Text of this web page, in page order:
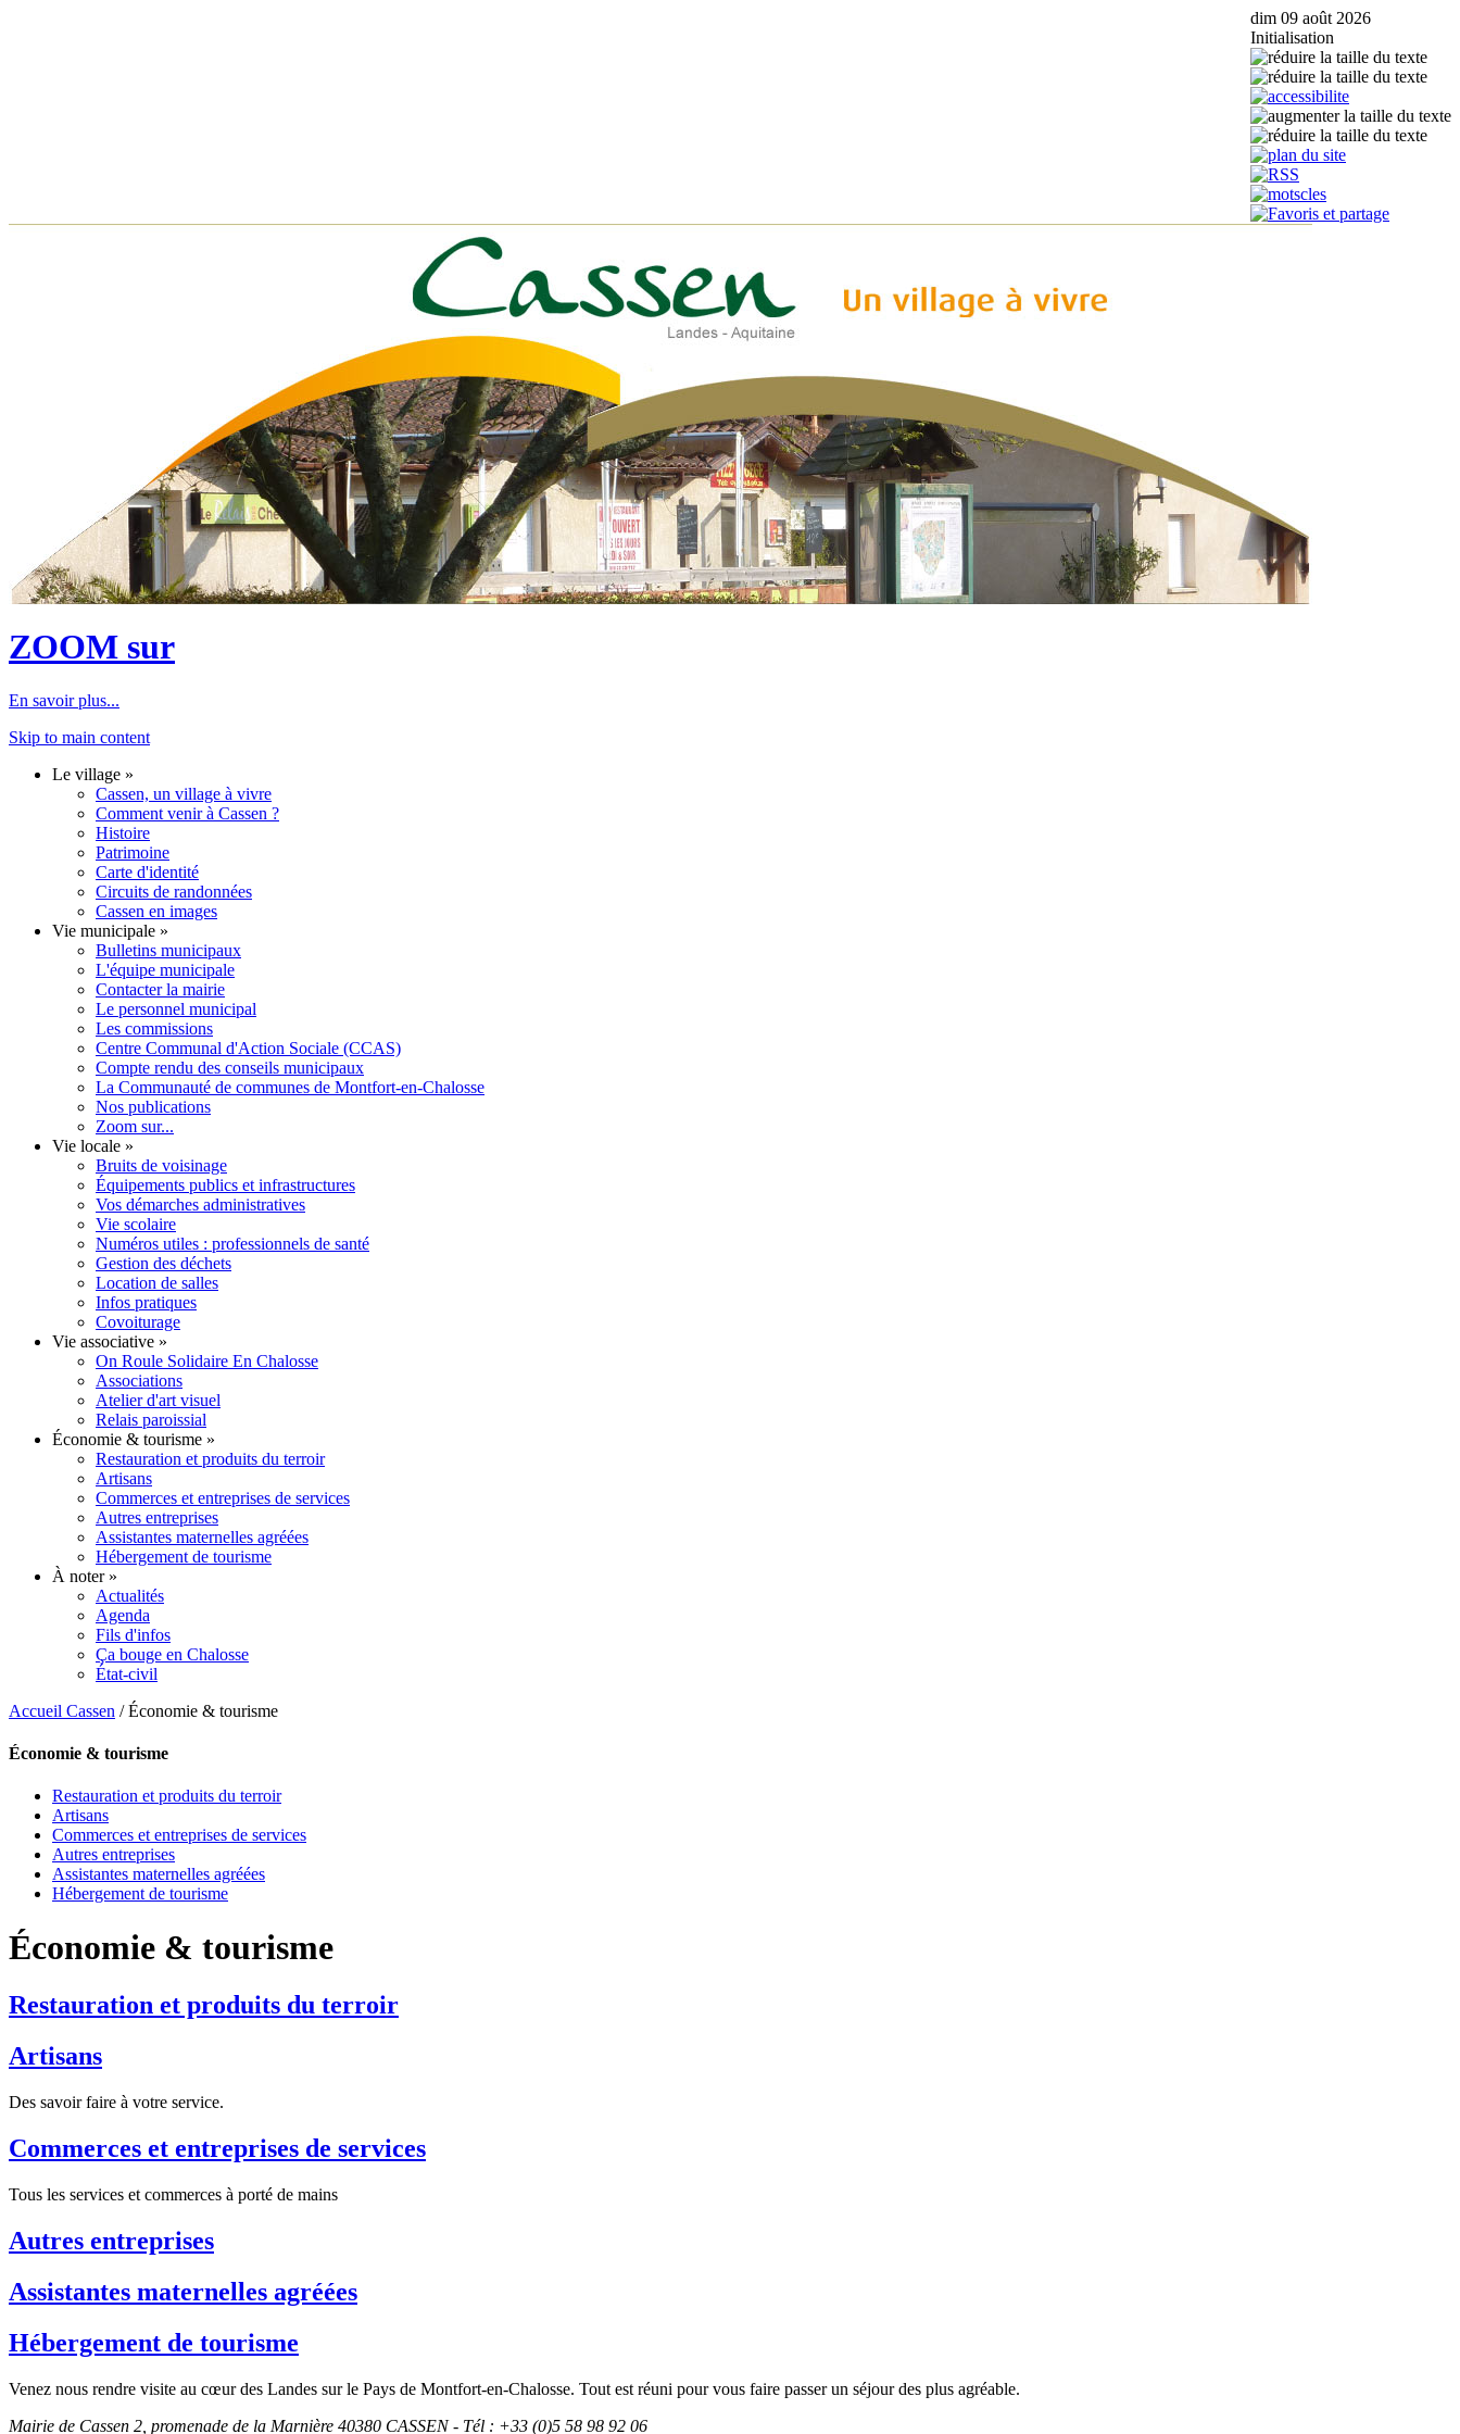
dim 09 août 2026
Initialisation
ZOOM sur
En savoir plus...
Skip to main content
Le village »
Cassen, un village à vivre
Comment venir à Cassen ?
Histoire
Patrimoine
Carte d'identité
Circuits de randonnées
Cassen en images
Vie municipale »
Bulletins municipaux
L'équipe municipale
Contacter la mairie
Le personnel municipal
Les commissions
Centre Communal d'Action Sociale (CCAS)
Compte rendu des conseils municipaux
La Communauté de communes de Montfort-en-Chalosse
Nos publications
Zoom sur...
Vie locale »
Bruits de voisinage
Équipements publics et infrastructures
Vos démarches administratives
Vie scolaire
Numéros utiles : professionnels de santé
Gestion des déchets
Location de salles
Infos pratiques
Covoiturage
Vie associative »
On Roule Solidaire En Chalosse
Associations
Atelier d'art visuel
Relais paroissial
Économie & tourisme »
Restauration et produits du terroir
Artisans
Commerces et entreprises de services
Autres entreprises
Assistantes maternelles agréées
Hébergement de tourisme
À noter »
Actualités
Agenda
Fils d'infos
Ça bouge en Chalosse
État-civil
Accueil Cassen / Économie & tourisme
Économie & tourisme
Restauration et produits du terroir
Artisans
Commerces et entreprises de services
Autres entreprises
Assistantes maternelles agréées
Hébergement de tourisme
Économie & tourisme
Restauration et produits du terroir
Artisans
Des savoir faire à votre service.
Commerces et entreprises de services
Tous les services et commerces à porté de mains
Autres entreprises
Assistantes maternelles agréées
Hébergement de tourisme
Venez nous rendre visite au cœur des Landes sur le Pays de Montfort-en-Chalosse. Tout est réuni pour vous faire passer un séjour des plus agréable.
Mairie de Cassen 2, promenade de la Marnière 40380 CASSEN - Tél : +33 (0)5 58 98 92 06